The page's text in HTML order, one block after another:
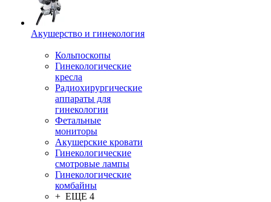
Акушерство и гинекология
Кольпоскопы
Гинекологические
кресла
Радиохирургические
аппараты для
гинекологии
Фетальные
мониторы
Акушерские кровати
Гинекологические
смотровые лампы
Гинекологические
комбайны
+ ЕЩЕ 4